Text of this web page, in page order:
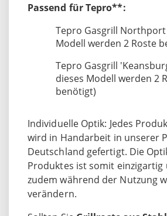
Passend für Tepro**:
Tepro Gasgrill Northport
Modell werden 2 Roste
Tepro Gasgrill
dieses Modell werden 2
benötigt)
Individuelle Optik: Jedes
wird in Handarbeit in unserer
Deutschland gefertigt. Die
Produktes ist somit einzigartig
zudem während der Nutzung
verändern.